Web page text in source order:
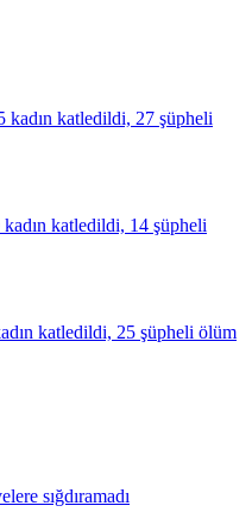
kadın katledildi, 27 şüpheli
katledildi, 14 şüpheli
katledildi, 25 şüpheli ölüm
sığdıramadı